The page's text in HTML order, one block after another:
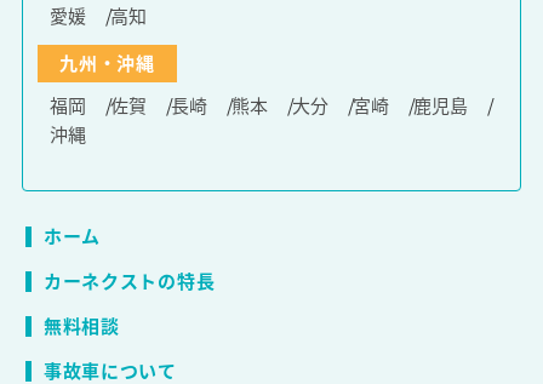
愛媛
高知
九州・沖縄
福岡
佐賀 長崎 熊本 大分 宮崎
鹿児島
沖縄
ホーム
カーネクストの特長
無料相談
事故車について